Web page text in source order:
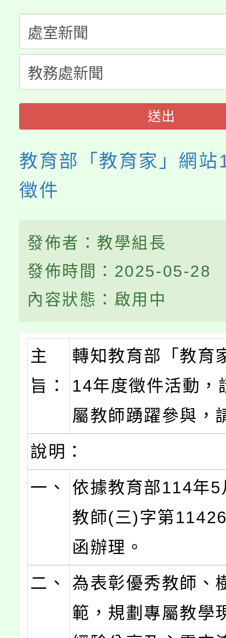
半價優惠，詳情可洽有
者。
份教師研習
淨零綠生活教案入校路
會
115年食農教育專業人
程
送出
教育部「教育家」網
徵件
發佈者：教學組長
發佈時間：2025-05-28
內容狀態：啟用中
主
旨：
轉知教育部「教育
14年度徵件活動，
屬教師踴躍參與，
說明：
一、
依據教育部114年
教師(三)字第
函辦理。
二、
為表彰優秀教師、
範，規劃專屬教學